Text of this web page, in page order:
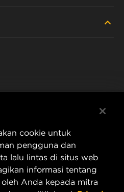
TRUK
Filtration Indonesia
Unit 107
RW02
cookie untuk
pengguna dan
lalu lintas di situs web
informasi tentang
Anda kepada mitra